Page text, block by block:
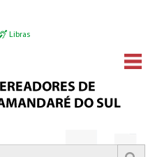
Libras